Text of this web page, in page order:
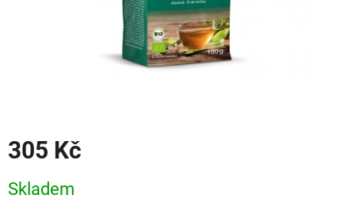
305 Kč
cena:
Skladem